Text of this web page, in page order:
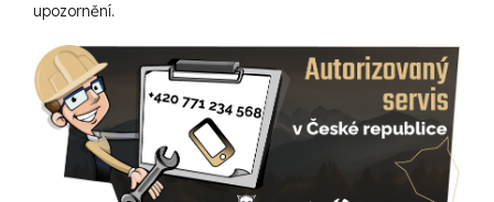
upozornění.